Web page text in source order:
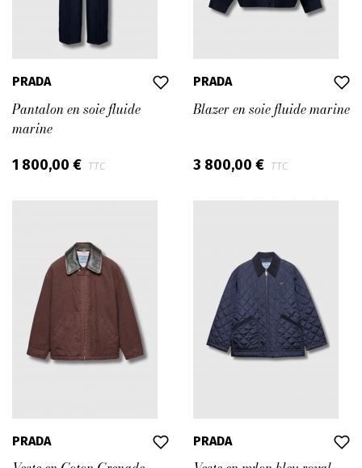
PRADA
Pantalon en soie fluide
marine
1 800,00 € TTC
PRADA
Blazer en soie fluide marine
3 800,00 € TTC
PRADA PRADA